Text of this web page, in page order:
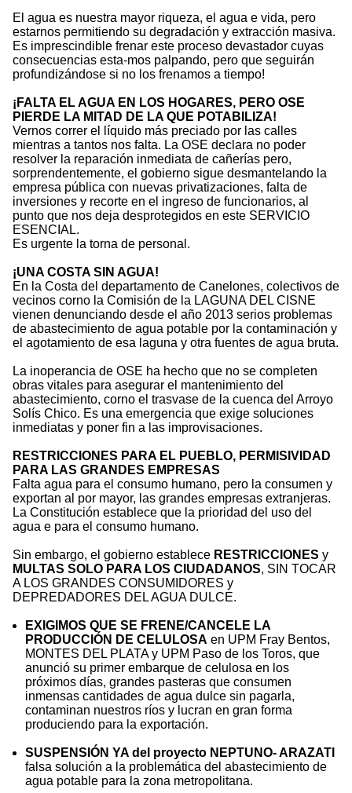
El agua es nuestra mayor riqueza, el agua e vida, pero
estarnos permitiendo su degradación y extracción masiva.
Es imprescindible frenar este proceso devastador cuyas
consecuencias esta-mos palpando, pero que seguirán
profundizándose si no los frenamos a tiempo!
¡FALTA EL AGUA EN LOS HOGARES, PERO OSE
PIERDE LA MITAD DE LA QUE POTABILIZA!
Vernos correr el líquido más preciado por las calles
mientras a tantos nos falta. La OSE declara no poder
resolver la reparación inmediata de cañerías pero,
sorprendentemente, el gobierno sigue desmantelando la
empresa pública con nuevas privatizaciones, falta de
inversiones y recorte en el ingreso de funcionarios, al
punto que nos deja desprotegidos en este SERVICIO
ESENCIAL.
Es urgente la torna de personal.
¡UNA COSTA SIN AGUA!
En la Costa del departamento de Canelones, colectivos de
vecinos corno la Comisión de la LAGUNA DEL CISNE
vienen denunciando desde el año 2013 serios problemas
de abastecimiento de agua potable por la contaminación y
el agotamiento de esa laguna y otra fuentes de agua bruta.
La inoperancia de OSE ha hecho que no se completen
obras vitales para asegurar el mantenimiento del
abastecimiento, corno el trasvase de la cuenca del Arroyo
Solís Chico. Es una emergencia que exige soluciones
inmediatas y poner fin a las improvisaciones.
RESTRICCIONES PARA EL PUEBLO, PERMISIVIDAD
PARA LAS GRANDES EMPRESAS
Falta agua para el consumo humano, pero la consumen y
exportan al por mayor, las grandes empresas extranjeras.
La Constitución establece que la prioridad del uso del
agua e para el consumo humano.
Sin embargo, el gobierno establece RESTRICCIONES y
MULTAS SOLO PARA LOS CIUDADANOS, SIN TOCAR
A LOS GRANDES CONSUMIDORES y
DEPREDADORES DEL AGUA DULCE.
EXIGIMOS QUE SE FRENE/CANCELE LA
PRODUCCIÓN DE CELULOSA en UPM Fray Bentos,
MONTES DEL PLATA y UPM Paso de los Toros, que
anunció su primer embarque de celulosa en los
próximos días, grandes pasteras que consumen
inmensas cantidades de agua dulce sin pagarla,
contaminan nuestros ríos y lucran en gran forma
produciendo para la exportación.
SUSPENSIÓN YA del proyecto NEPTUNO- ARAZATI
falsa solución a la problemática del abastecimiento de
agua potable para la zona metropolitana.